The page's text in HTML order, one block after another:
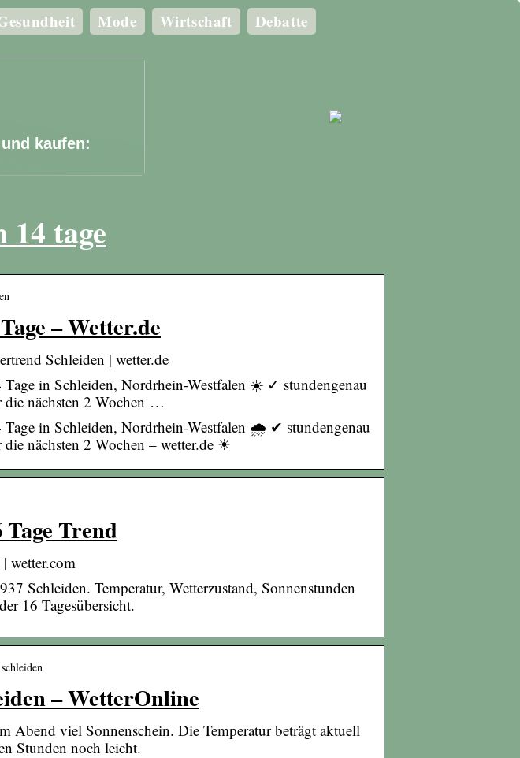
Mode Wirtschaft Debatte
kaufen:
14 tage
– Wetter.de
Schleiden | wetter.de
in Schleiden, Nordrhein-Westfalen ☀️ ✓ stundengenau
nächsten 2 Wochen …
Tage in Schleiden, Nordrhein-Westfalen 🌧️ ✔ stundengenau
nächsten 2 Wochen – wetter.de ☀
Trend
wetter.com
Schleiden. Temperatur, Wetterzustand, Sonnenstunden
16 Tagesübersicht.
– WetterOnline
Abend viel Sonnenschein. Die Temperatur beträgt aktuell
Stunden noch leicht.